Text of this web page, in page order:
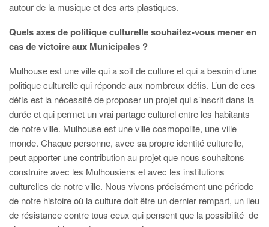
autour de la musique et des arts plastiques.
Quels axes de politique culturelle souhaitez-vous mener en
cas de victoire aux Municipales ?
Mulhouse est une ville qui a soif de culture et qui a besoin d’une
politique culturelle qui réponde aux nombreux défis. L’un de ces
défis est la nécessité de proposer un projet qui s’inscrit dans la
durée et qui permet un vrai partage culturel entre les habitants
de notre ville. Mulhouse est une ville cosmopolite, une ville
monde. Chaque personne, avec sa propre identité culturelle,
peut apporter une contribution au projet que nous souhaitons
construire avec les Mulhousiens et avec les institutions
culturelles de notre ville. Nous vivons précisément une période
de notre histoire où la culture doit être un dernier rempart, un lieu
de résistance contre tous ceux qui pensent que la possibilité de